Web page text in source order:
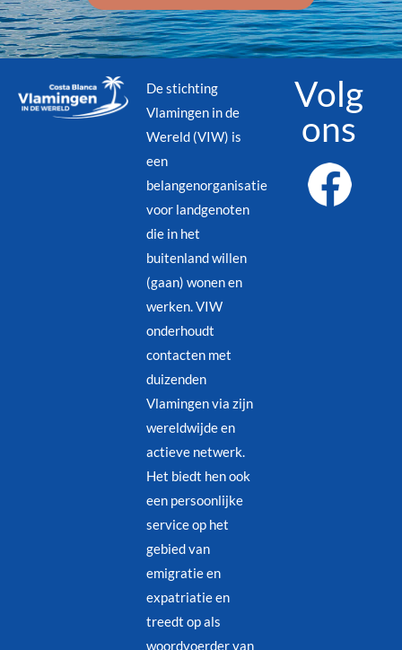
De stichting
Vlamingen in de
Wereld (VIW) is
een
belangenorganisatie
voor landgenoten
die in het
buitenland willen
(gaan) wonen en
werken. VIW
onderhoudt
contacten met
duizenden
Vlamingen via zijn
wereldwijde en
actieve netwerk.
Het biedt hen ook
een persoonlijke
service op het
gebied van
emigratie en
expatriatie en
treedt op als
woordvoerder van
Volg
ons